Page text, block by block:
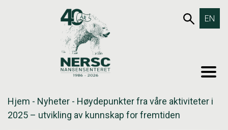
653SØK
EN
Hjem - Nyheter - Høydepunkter fra våre aktiviteter i
2025 – utvikling av kunnskap for fremtiden